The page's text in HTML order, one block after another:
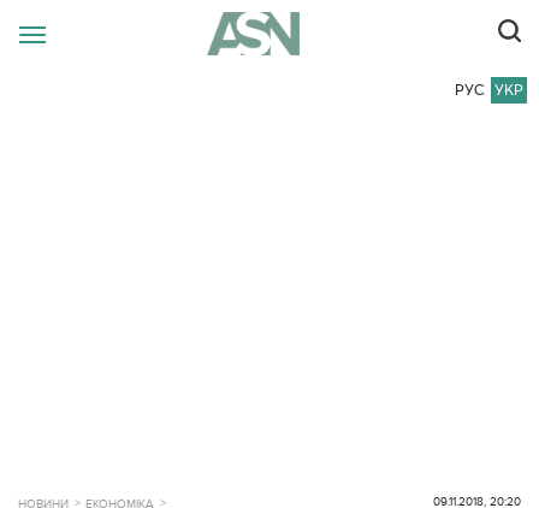
РУС УКР
НОВИНИ ЕКОНОМІКА 09.11.2018, 20:20